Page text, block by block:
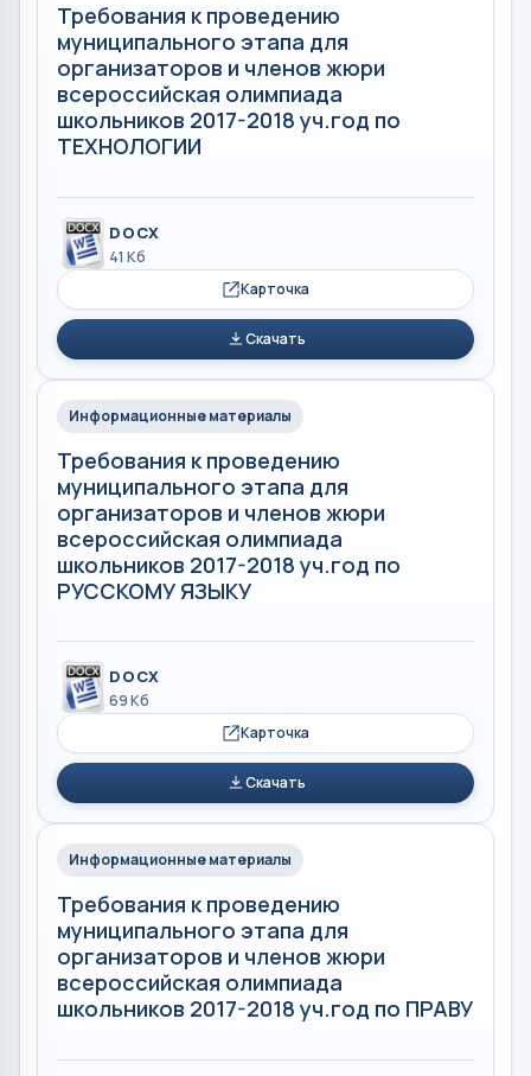
Требования к проведению
муниципального этапа для
организаторов и членов жюри
всероссийская олимпиада
школьников 2017-2018 уч.год по
ТЕХНОЛОГИИ
DOCX
41 Кб
Карточка
Скачать
Информационные материалы
Требования к проведению
муниципального этапа для
организаторов и членов жюри
всероссийская олимпиада
школьников 2017-2018 уч.год по
РУССКОМУ ЯЗЫКУ
DOCX
69 Кб
Карточка
Скачать
Информационные материалы
Требования к проведению
муниципального этапа для
организаторов и членов жюри
всероссийская олимпиада
школьников 2017-2018 уч.год по ПРАВУ